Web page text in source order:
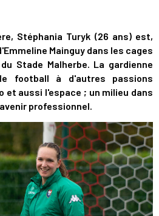
Stéphania Turyk (26 ans) est,
Mainguy dans les cages
Stade Malherbe. La gardienne
football à d'autres passions
et aussi l'espace ; un milieu dans
professionnel.